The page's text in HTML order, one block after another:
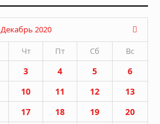
Декабрь 2020
Чт Пт Сб Вс
3 4 5
6
10 11 12
13
17 18 19
20